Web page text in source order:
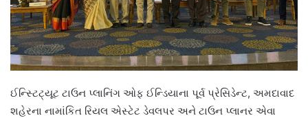
ઈન્સ્ટિટ્યૂટ ટાઉન પ્લાનિંગ ઓફ ઈન્ડિયાના પૂર્વ પ્રેસિડેન્ટ, અમદાવાદ
શહેરના નામાંકિત રિયલ એસ્ટેટ ડેવલપર અને ટાઉન પ્લાનર એવા